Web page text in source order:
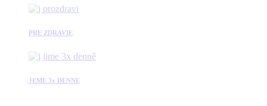
PRE ZDRAVIE
JEME 3x DENNE